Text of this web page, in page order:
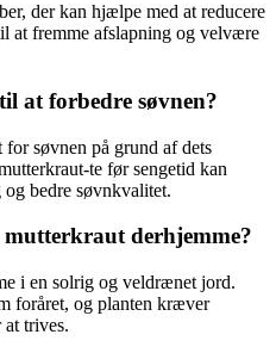
der kan hjælpe med at reducere
at fremme afslapning og velvære
at forbedre søvnen?
søvnen på grund af dets
te før sengetid kan
bedre søvnkvalitet.
derhjemme?
i en solrig og veldrænet jord.
foråret, og planten kræver
trives.